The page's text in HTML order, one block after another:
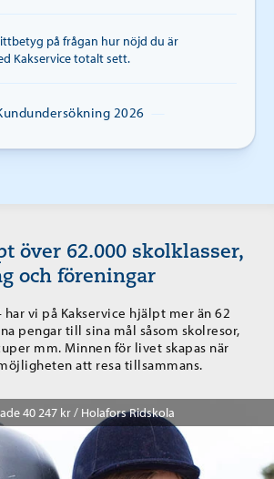
på frågan hur nöjd du är
Kakservice totalt sett.
2026
över 62.000 skolklasser,
och föreningar
har vi på Kakservice hjälpt mer än 62
pengar till sina mål såsom skolresor,
mm. Minnen för livet skapas när
att resa tillsammans.
40 247 kr / Holafors Ridskola